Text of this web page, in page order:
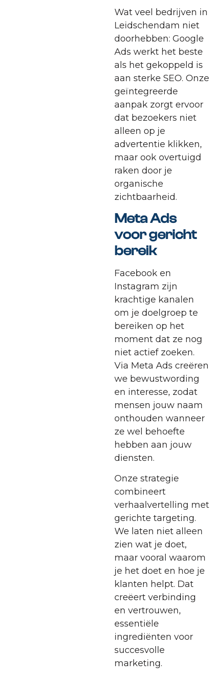
Wat veel bedrijven in
Leidschendam niet
doorhebben: Google
Ads werkt het beste
als het gekoppeld is
aan sterke SEO. Onze
geïntegreerde
aanpak zorgt ervoor
dat bezoekers niet
alleen op je
advertentie klikken,
maar ook overtuigd
raken door je
organische
zichtbaarheid.
Meta Ads
voor gericht
bereik
Facebook en
Instagram zijn
krachtige kanalen
om je doelgroep te
bereiken op het
moment dat ze nog
niet actief zoeken.
Via Meta Ads creëren
we bewustwording
en interesse, zodat
mensen jouw naam
onthouden wanneer
ze wel behoefte
hebben aan jouw
diensten.
Onze strategie
combineert
verhaalvertelling met
gerichte targeting.
We laten niet alleen
zien wat je doet,
maar vooral waarom
je het doet en hoe je
klanten helpt. Dat
creëert verbinding
en vertrouwen,
essentiële
ingrediënten voor
succesvolle
marketing.